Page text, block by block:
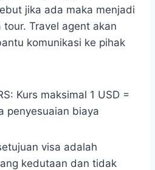
jika ada maka menjadi
Travel agent akan
komunikasi ke pihak
Kurs maksimal 1 USD =
penyesuaian biaya
visa adalah
kedutaan dan tidak